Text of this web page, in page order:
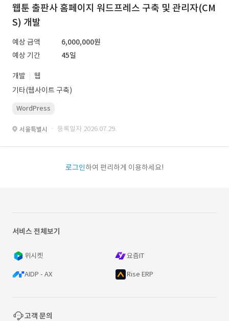
웹툰 출판사 홈페이지 워드프레스 구축 및 관리자(CM
S) 개발
예상 금액
6,000,000원
예상 기간
45일
개발
웹
기타(웹사이트 구축)
WordPress
서울특별시 · 등록일자 2026.07.29.
로그인하여 편리하게 이용하세요!
서비스 전체보기
위시켓 요즘IT
AIDP - AX Rise ERP
고객 문의